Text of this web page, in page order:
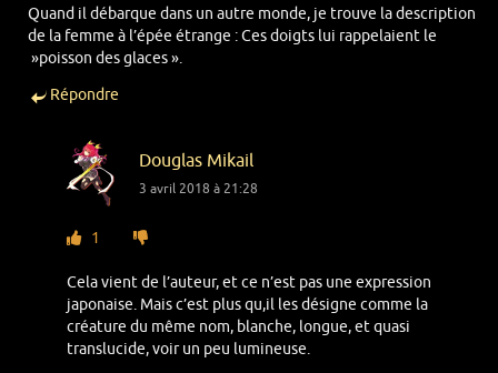
Quand il débarque dans un autre monde, je trouve la description
de la femme à l’épée étrange : Ces doigts lui rappelaient le
»poisson des glaces ».
Répondre
Douglas Mikail
3 avril 2018 à 21:28
1
Cela vient de l’auteur, et ce n’est pas une expression
japonaise. Mais c’est plus qu,il les désigne comme la
créature du même nom, blanche, longue, et quasi
translucide, voir un peu lumineuse.